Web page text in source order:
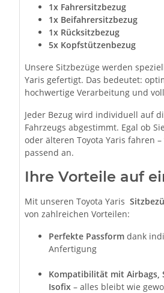
1x Fahrersitzbezug
1x Beifahrersitzbezug
1x Rücksitzbezug
5x Kopfstützenbezug
Unsere Sitzbezüge werden
Yaris gefertigt. Das bedeutet:
hochwertige Verarbeitung und
Jeder Bezug wird individuell auf
Fahrzeugs abgestimmt. Egal ob
oder älteren Toyota Yaris fahren
passend an.
Ihre Vorteile auf
Mit unseren Toyota Yaris
von zahlreichen Vorteilen:
Perfekte Passform dank
Anfertigung
Kompatibilität mit Airbags,
Isofix – alles bleibt wie